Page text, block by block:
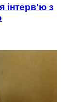
інтерв'ю з